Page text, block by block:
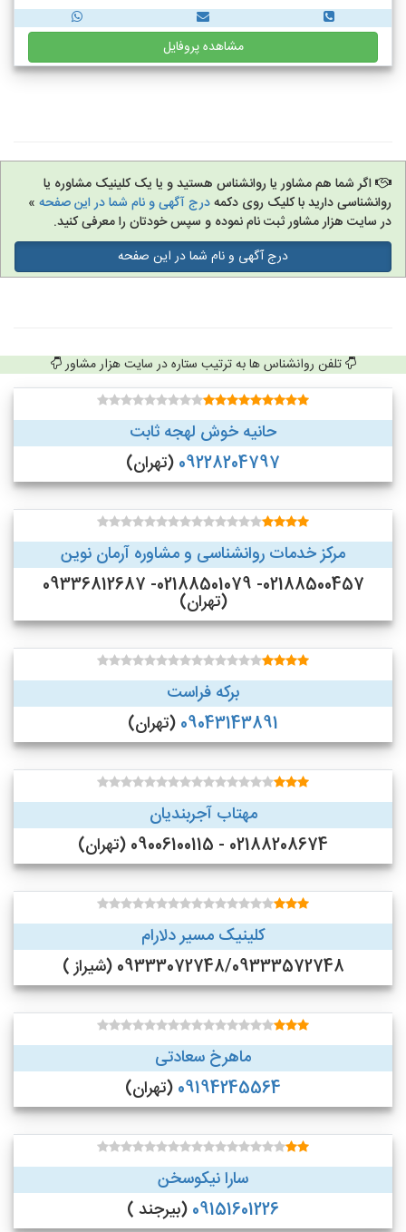
مشاهده پروفایل
اگر شما هم مشاور یا روانشناس هستید و یا یک کلینیک مشاوره یا
روانشناسی دارید با کلیک روی دکمهدرج آگهی و نام شما در این صفحه »
در سایت هزار مشاور ثبت نام نموده و سپس خودتان را معرفی کنید.
درج آگهی و نام شما در این صفحه
تلفن روانشناس ها به ترتیب ستاره در سایت هزار مشاور
حانیه خوش لهجه ثابت
09228204797 (تهران)
مرکز خدمات روانشناسی و مشاوره آرمان نوین
02188500457- 02188501079- 09336812687
(تهران)
برکه فراست
09043143891 (تهران)
مهتاب آجربندیان
02188208674 - 09006100115 (تهران)
کلینیک مسیر دلارام
09333072748/09333572748 (شیراز )
ماهرخ سعادتی
09194245564 (تهران)
سارا نیکوسخن
09151601226 (بیرجند )